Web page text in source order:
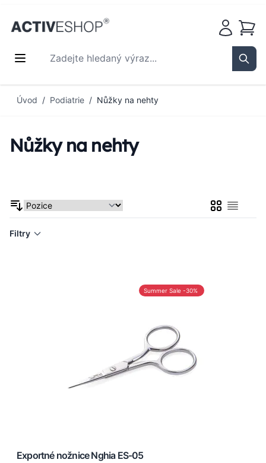
Zadejte hledaný výraz...
Košík
Úvod / Podiatrie / Nůžky na nehty
Nůžky na nehty
MřížkaSeznam
Filtry
Summer Sale -30%
Exportné nožnice Nghia ES-05